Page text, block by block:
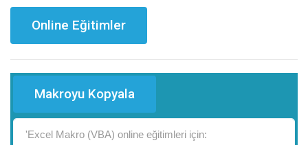
Online Eğitimler
Makroyu Kopyala